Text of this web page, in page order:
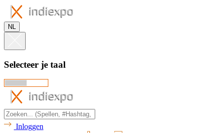
NL
Selecteer je taal
Inloggen